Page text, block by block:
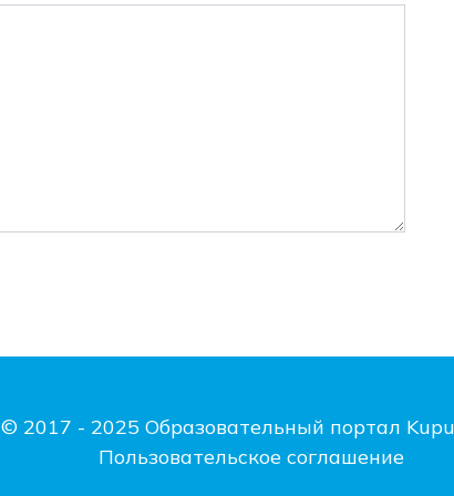
© 2017 - 2025 Образовательный портал
Пользовательское соглашение